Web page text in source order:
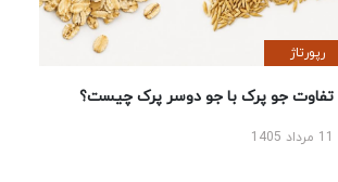
رپورتاژ
تفاوت جو پرک با جو دوسر پرک چیست؟